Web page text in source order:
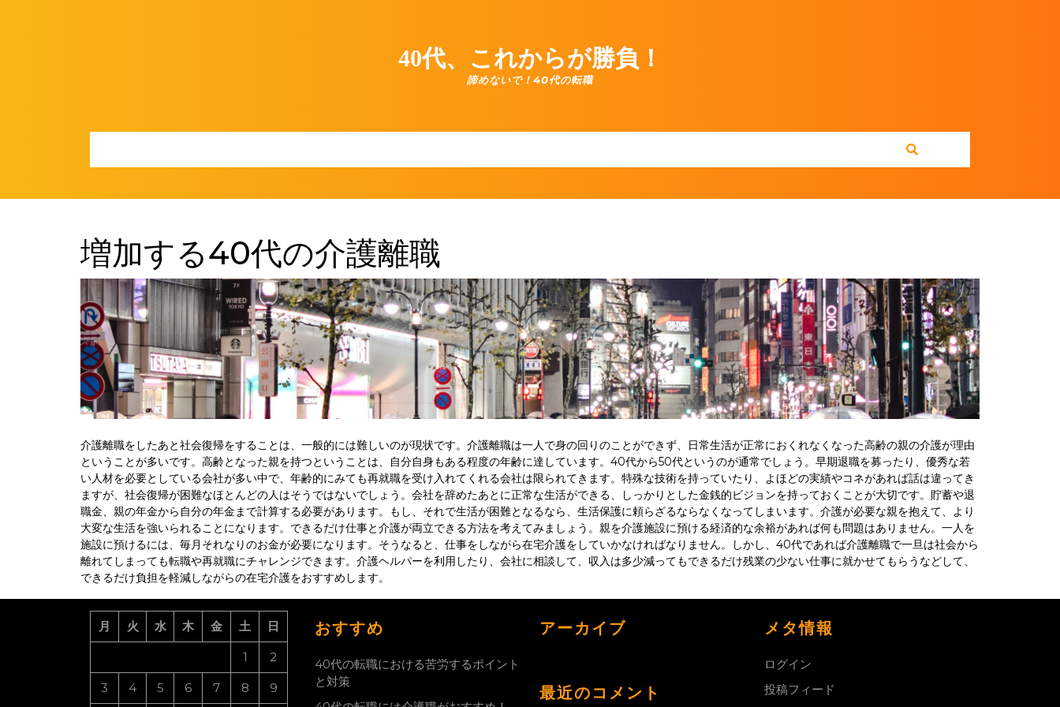
40代、これからが勝負！
諦めないで！40代の転職
増加する40代の介護離職
介護離職をしたあと社会復帰をすることは、一般的には難しいのが現状です。介護離職は一人で身の回りのことができず、日常生活が正常におくれなくなった高齢の親の介護が理由
ということが多いです。高齢となった親を持つということは、自分自身もある程度の年齢に達しています。40代から50代というのが通常でしょう。早期退職を募ったり、優秀な若
い人材を必要としている会社が多い中で、年齢的にみても再就職を受け入れてくれる会社は限られてきます。特殊な技術を持っていたり、よほどの実績やコネがあれば話は違ってき
ますが、社会復帰が困難なほとんどの人はそうではないでしょう。会社を辞めたあとに正常な生活ができる、しっかりとした金銭的ビジョンを持っておくことが大切です。貯蓄や退
職金、親の年金から自分の年金まで計算する必要があります。もし、それで生活が困難となるなら、生活保護に頼らざるならなくなってしまいます。介護が必要な親を抱えて、より
大変な生活を強いられることになります。できるだけ仕事と介護が両立できる方法を考えてみましょう。親を介護施設に預ける経済的な余裕があれば何も問題はありません。一人を
施設に預けるには、毎月それなりのお金が必要になります。そうなると、仕事をしながら在宅介護をしていかなければなりません。しかし、40代であれば介護離職で一旦は社会から
離れてしまっても転職や再就職にチャレンジできます。介護ヘルパーを利用したり、会社に相談して、収入は多少減ってもできるだけ残業の少ない仕事に就かせてもらうなどして、
できるだけ負担を軽減しながらの在宅介護をおすすめします。
月 火 水 木 金 土 日
1 2
3 4 5 6 7 8 9
おすすめ
40代の転職における苦労するポイント
と対策
アーカイブ
最近のコメント
メタ情報
ログイン
投稿フィード